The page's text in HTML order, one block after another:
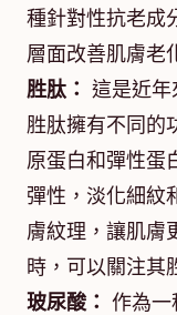
種針對性抗老成
層面改善肌膚老
胜肽： 這是近
胜肽擁有不同的
原蛋白和彈性蛋
彈性，淡化細紋
膚紋理，讓肌膚
時，可以關注其
玻尿酸： 作為